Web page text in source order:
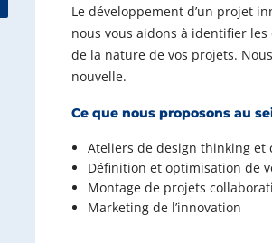
Le développement d’un projet
nous vous aidons à identifier
de la nature de vos projets.
nouvelle.
Ce que nous proposons au
Ateliers de design thinking et
Définition et optimisation de
Montage de projets
Marketing de l’innovation